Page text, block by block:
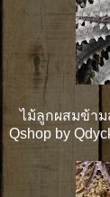
ไม้ลูกผสมข้าม
Qshop by